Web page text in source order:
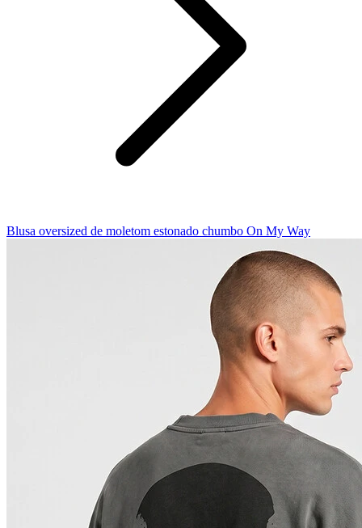
Blusa oversized de moletom estonado chumbo On My Way